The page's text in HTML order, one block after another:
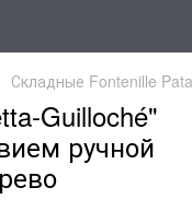
Складные Fontenille
Guilloché"
ручной